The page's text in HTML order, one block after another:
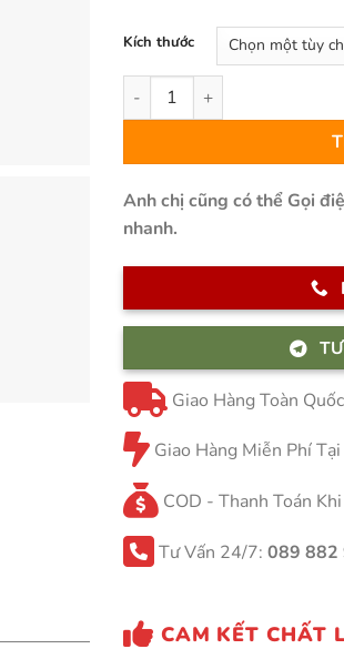
Kích thước
Thảm Sofa Lông Xù – T0071
Anh chị cũng có thể Gọi
nhanh.
Giao Hàng Toàn Quốc
Giao Hàng Miễn Phí
COD - Thanh Toán
Tư Vấn 24/7: 089 882
CAM KẾT CHẤT